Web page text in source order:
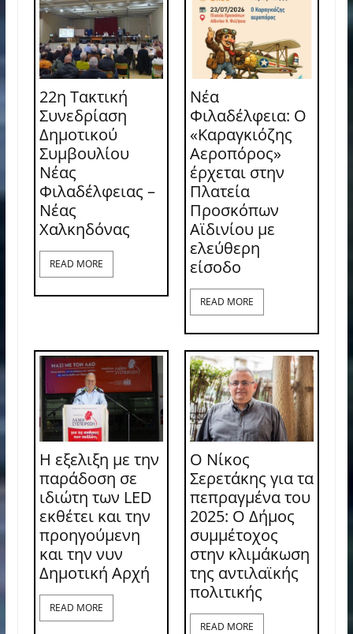
22η Τακτική
Συνεδρίαση
Δημοτικού
Συμβουλίου
Νέας
Φιλαδέλφειας –
Νέας
Χαλκηδόνας
READ MORE
Νέα
Φιλαδέλφεια: Ο
«Καραγκιόζης
Αεροπόρος»
έρχεται στην
Πλατεία
Προσκόπων
Αϊδινίου με
ελεύθερη
είσοδο
READ MORE
Η εξελιξη με την
παράδοση σε
ιδιώτη των LED
εκθέτει και την
προηγούμενη
και την νυν
Δημοτική Αρχή
READ MORE
Ο Νίκος
Σερετάκης για τα
πεπραγμένα του
2025: Ο Δήμος
συμμέτοχος
στην κλιμάκωση
της αντιλαϊκής
πολιτικής
READ MORE